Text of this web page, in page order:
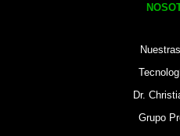
Dr.
Grupo